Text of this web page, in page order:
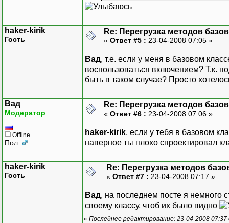
haker-kirik
Гость
Re: Перегрузка методов
« Ответ #5 : 23-04-2008 07:05 »
Вад, т.е. если у меня в базовом
воспользоваться включением? Т.к.
быть в таком случае? Просто
Вад
Модератор
Offline
Пол:
Re: Перегрузка методов
« Ответ #6 : 23-04-2008 07:06 »
haker-kirik, если у тебя в базовом
наверное ты плохо спроектировал
haker-kirik
Гость
Re: Перегрузка методов
« Ответ #7 : 23-04-2008 07:17 »
Вад, на последнем посте я немного
своему классу, чтоб их было видно
« Последнее редактирование: 23-04-2008